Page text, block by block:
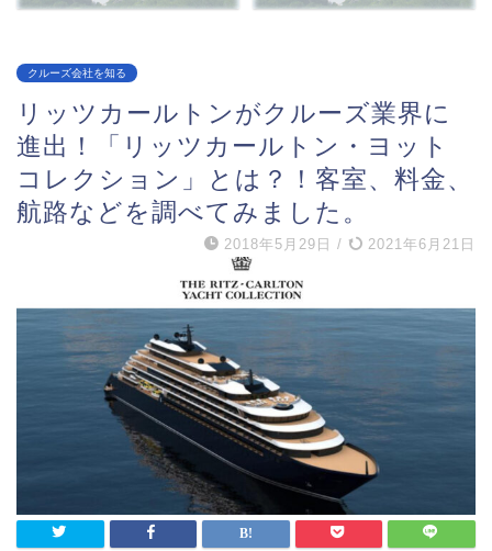
クルーズ会社を知る
リッツカールトンがクルーズ業界に
進出！「リッツカールトン・ヨット
コレクション」とは？！客室、料金、
航路などを調べてみました。
2018年5月29日 / 2021年6月21日